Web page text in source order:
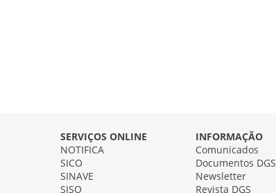
SERVIÇOS ONLINE
NOTIFICA
SICO
SINAVE
SISO
INFORMAÇÃO
Comunicados
Documentos DGS
Newsletter
Revista DGS